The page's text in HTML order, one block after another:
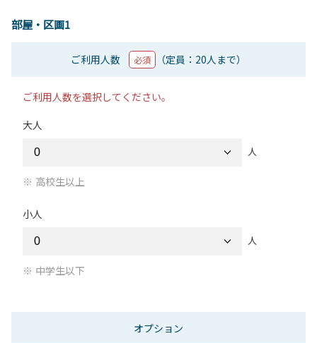
部屋・区画1
ご利用人数 必須 （定員：20人まで）
ご利用人数を選択してください。
大人
人
高校生以上
小人
人
中学生以下
オプション